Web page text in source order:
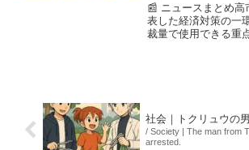
📰 ニュースまとめ高
表した経済対策の一
裁量で使用できる重
社会｜トクリュウの
/ Society | The man from
arrested.